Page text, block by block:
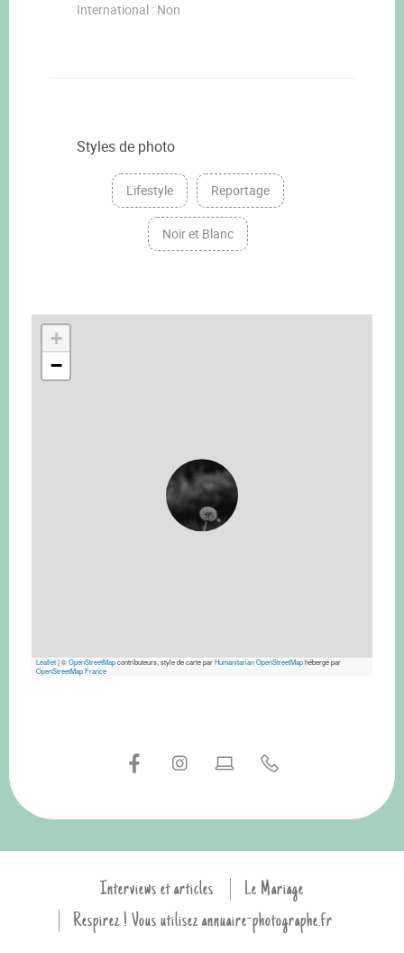
International : Non
Styles de photo
Lifestyle Reportage
Noir et Blanc
+
−
Leaflet|©OpenStreetMapcontributeurs, style de carte parHumanitarian OpenStreetMaphébergé par
OpenStreetMap France
Interviews et articles
Le Mariage
Respirez ! Vous utilisez annuaire-photographe.fr